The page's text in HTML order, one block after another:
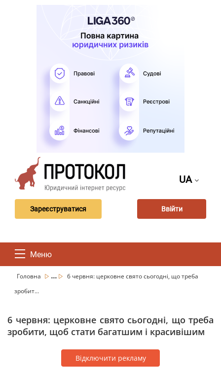
UA
Зареєструватися Ввійти
Меню
Головна ...
6 червня: церковне свято сьогодні, що треба
зробит...
6 червня: церковне свято сьогодні, що треба
зробити, щоб стати багатшим і красивішим
Відключити рекламу